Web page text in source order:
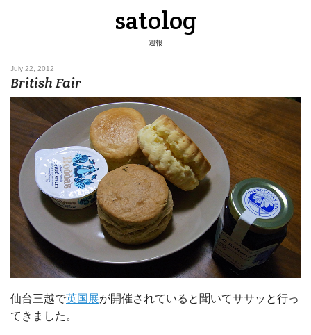
satolog
週報
July 22, 2012
British Fair
仙台三越で英国展が開催されていると聞いてササッと行っ
てきました。